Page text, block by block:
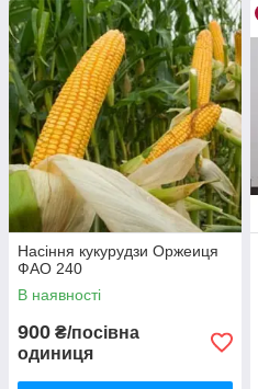
Насіння кукурудзи Оржеиця
ФАО 240
В наявності
900 ₴/посівна
одиниця